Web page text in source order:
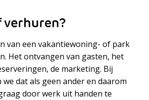
verhuren?
van een vakantiewoning- of park
Het ontvangen van gasten, het
de marketing. Bij
we dat als geen ander en daarom
door werk uit handen te